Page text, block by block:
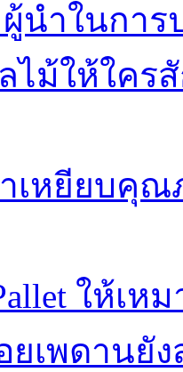
ผู้นำในกา
ไม้ให้ใคร
เหยียบคุ
ให้เ
ยเพดานยั